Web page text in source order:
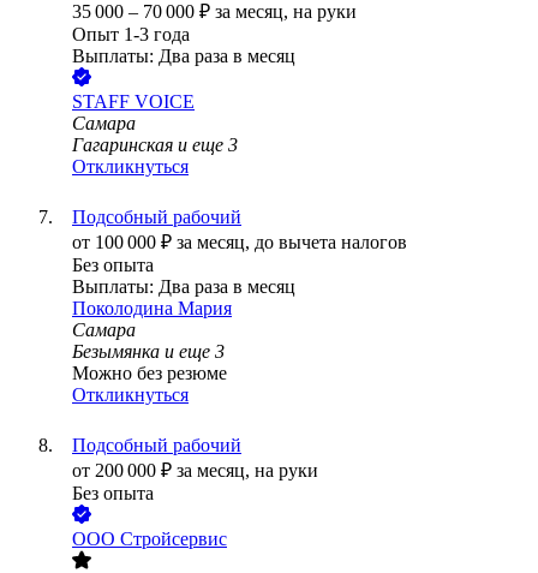
35 000 – 70 000 ₽ за месяц, на руки
Опыт 1-3 года
Выплаты: Два раза в месяц
STAFF VOICE
Самара
Гагаринская и еще 3
Откликнуться
Подсобный рабочий
от 100 000 ₽ за месяц, до вычета налогов
Без опыта
Выплаты: Два раза в месяц
Поколодина Мария
Самара
Безымянка и еще 3
Можно без резюме
Откликнуться
Подсобный рабочий
от 200 000 ₽ за месяц, на руки
Без опыта
ООО Стройсервис